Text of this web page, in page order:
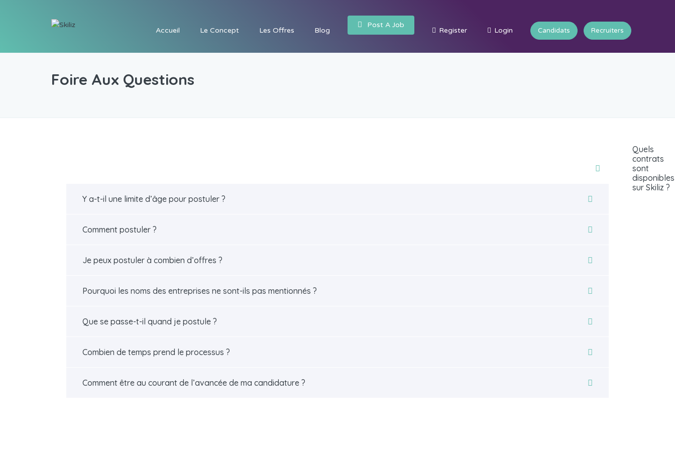
Accueil Le Concept Les Offres Blog
Post A Job
Register Login Candidats Recruiters
Foire Aux Questions
Quels
contrats
sont
disponibles
sur Skiliz ?
Y a-t-il une limite d’âge pour postuler ?
Comment postuler ?
Je peux postuler à combien d’offres ?
Pourquoi les noms des entreprises ne sont-ils pas mentionnés ?
Que se passe-t-il quand je postule ?
Combien de temps prend le processus ?
Comment être au courant de l’avancée de ma candidature ?